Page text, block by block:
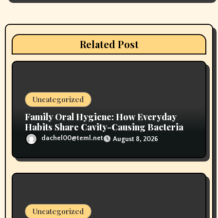
a
t
o
Related Post
Uncategorized
Family Oral Hygiene: How Everyday
Habits Share Cavity-Causing Bacteria
dachel00@teml.net August 8, 2026
Uncategorized